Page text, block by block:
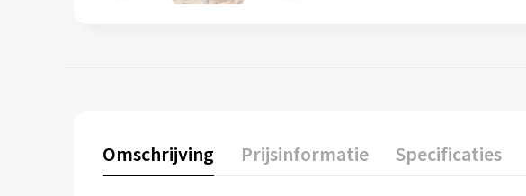
Omschrijving Prijsinformatie Specificaties